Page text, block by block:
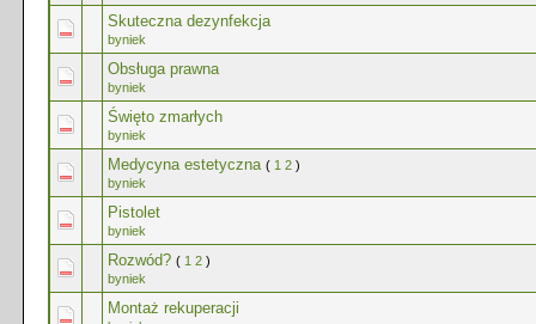
Skuteczna dezynfekcja
byniek
Obsługa prawna
byniek
Święto zmarłych
byniek
Medycyna estetyczna ( 1 2 )
byniek
Pistolet
byniek
Rozwód? ( 1 2 )
byniek
Montaż rekuperacji